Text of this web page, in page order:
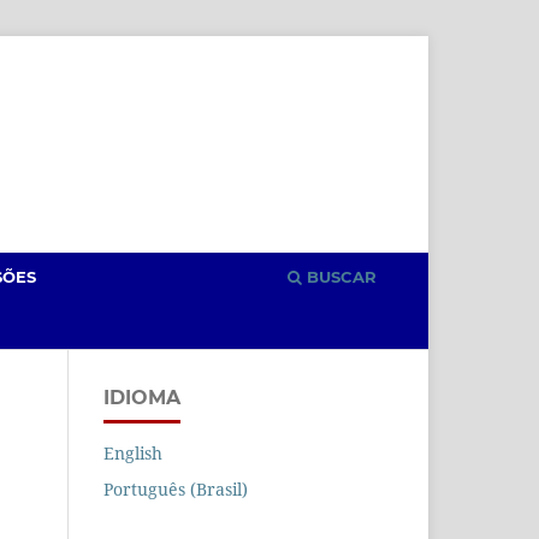
BUSCAR
IDIOMA
English
Português (Brasil)